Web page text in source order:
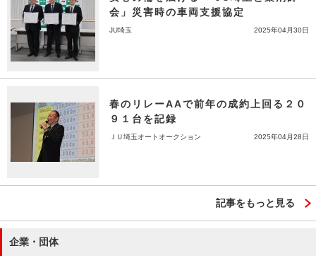
会」災害時の車両支援協定
JU埼玉 2025年04月30日
春のリレーAAで前年の成約上回る２０
９１台を記録
ＪＵ埼玉オートオークション 2025年04月28日
記事をもっと見る
企業・団体